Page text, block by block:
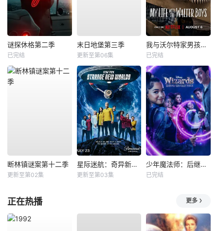
谜探休格第二季
已完结
末日地堡第三季
更新至第06集
我与沃尔特家男孩的生活第三季
已完结
断林镇谜案第十二季
更新至第02集
星际迷航：奇异新世界第四季
更新至第03集
少年魔法师：后继者第三季
已完结
正在热播 更多